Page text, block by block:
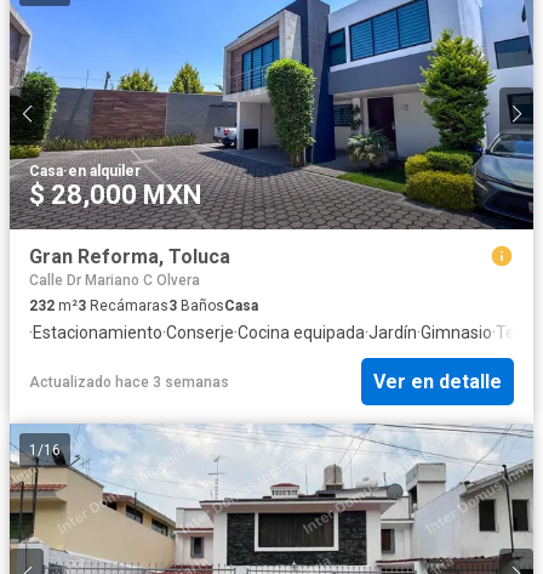
Casa·en alquiler
$ 28,000 MXN
Gran Reforma, Toluca
Calle Dr Mariano C Olvera
232 m²3 Recámaras3 BañosCasa
·Estacionamiento·Conserje·Cocina equipada·Jardín·Gimnasio·
Actualizado hace 3 semanas Ver en detalle
1 /16